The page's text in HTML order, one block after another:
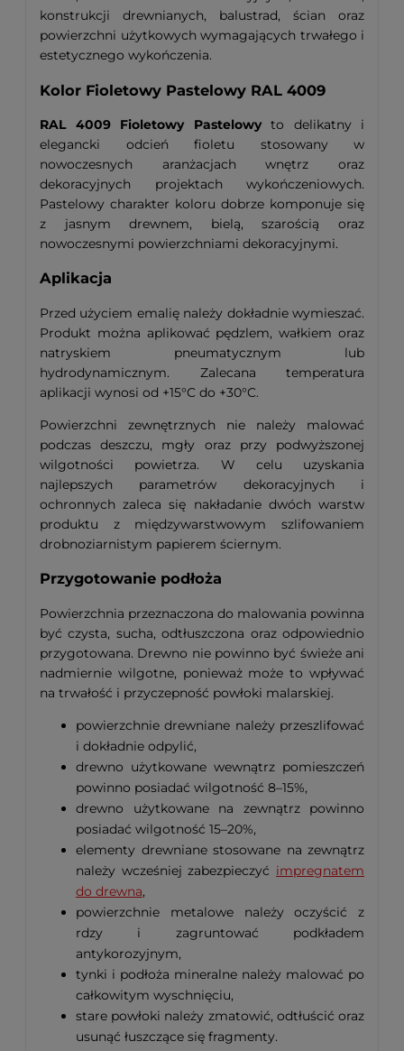
konstrukcji drewnianych, balustrad, ścian oraz
powierzchni użytkowych wymagających trwałego i
estetycznego wykończenia.
Kolor Fioletowy Pastelowy RAL 4009
RAL 4009 Fioletowy Pastelowyto delikatny i
elegancki odcień fioletu stosowany w
nowoczesnych aranżacjach wnętrz oraz
dekoracyjnych projektach wykończeniowych.
Pastelowy charakter koloru dobrze komponuje się
z jasnym drewnem, bielą, szarością oraz
nowoczesnymi powierzchniami dekoracyjnymi.
Aplikacja
Przed użyciem emalię należy dokładnie wymieszać.
Produkt można aplikować pędzlem, wałkiem oraz
natryskiem pneumatycznym lub
hydrodynamicznym. Zalecana temperatura
aplikacji wynosi od +15°C do +30°C.
Powierzchni zewnętrznych nie należy malować
podczas deszczu, mgły oraz przy podwyższonej
wilgotności powietrza. W celu uzyskania
najlepszych parametrów dekoracyjnych i
ochronnych zaleca się nakładanie dwóch warstw
produktu z międzywarstwowym szlifowaniem
drobnoziarnistym papierem ściernym.
Przygotowanie podłoża
Powierzchnia przeznaczona do malowania powinna
być czysta, sucha, odtłuszczona oraz odpowiednio
przygotowana. Drewno nie powinno być świeże ani
nadmiernie wilgotne, ponieważ może to wpływać
na trwałość i przyczepność powłoki malarskiej.
powierzchnie drewniane należy przeszlifować
i dokładnie odpylić,
drewno użytkowane wewnątrz pomieszczeń
powinno posiadać wilgotność 8–15%,
drewno użytkowane na zewnątrz powinno
posiadać wilgotność 15–20%,
elementy drewniane stosowane na zewnątrz
należy wcześniej zabezpieczyć impregnatem
do drewna,
powierzchnie metalowe należy oczyścić z
rdzy i zagruntować podkładem
antykorozyjnym,
tynki i podłoża mineralne należy malować po
całkowitym wyschnięciu,
stare powłoki należy zmatowić, odtłuścić oraz
usunąć łuszczące się fragmenty.